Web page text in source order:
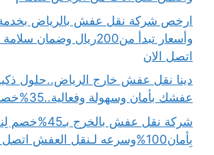
ارخص شركة نقل عفش بالرياض بخدمة
اتصل الان
عفشك بأمان وسهولة وفعالية..35%خصم فوري
شركة نقل عفش بالخرج
بِأمان100%وسرعه لـنقل العفش اتصل بنا